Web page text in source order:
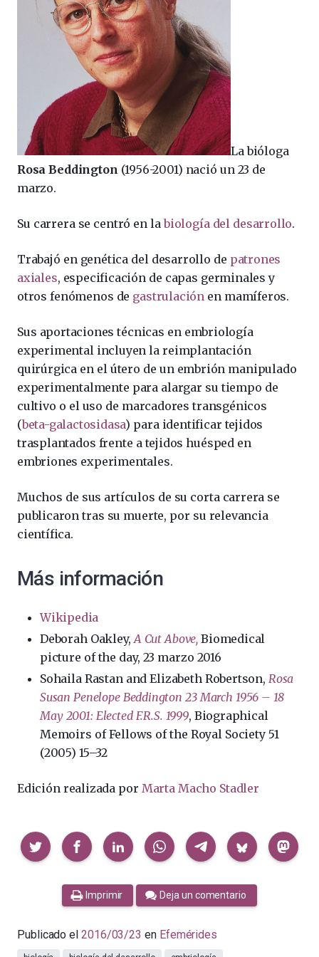
La bióloga
Rosa Beddington (1956-2001) nació un 23 de
marzo.
Su carrera se centró en labiología del desarrollo.
Trabajó en genética del desarrollo de patrones
axiales, especificación de capas germinales y
otros fenómenos de gastrulación en mamíferos.
Sus aportaciones técnicas en embriología
experimental incluyen la reimplantación
quirúrgica en el útero de un embrión manipulado
experimentalmente para alargar su tiempo de
cultivo o el uso de marcadores transgénicos
(beta-galactosidasa) para identificar tejidos
trasplantados frente a tejidos huésped en
embriones experimentales.
Muchos de sus artículos de su corta carrera se
publicaron tras su muerte, por su relevancia
científica.
Más información
Wikipedia
Deborah Oakley, A Cut Above, Biomedical
picture of the day, 23 marzo 2016
Sohaila Rastan and Elizabeth Robertson, Rosa
Susan Penelope Beddington 23 March 1956 – 18
May 2001: Elected F.R.S. 1999, Biographical
Memoirs of Fellows of the Royal Society 51
(2005) 15–32
Edición realizada por Marta Macho Stadler
Compartir
Imprimir Deja un comentario
Publicado el 2016/03/23 en Efemérides